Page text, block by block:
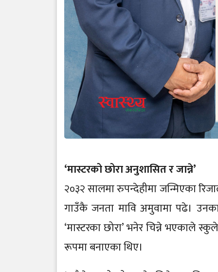
‘मास्टरको छोरा अनुशासित र जान्ने’
२०३२ सालमा रुपन्देहीमा जन्मिएका
गाउँकै जनता मावि अमुवामा पढे।
‘मास्टरका छोरा’ भनेर चिन्ने भएकाले
रूपमा बनाएका थिए।